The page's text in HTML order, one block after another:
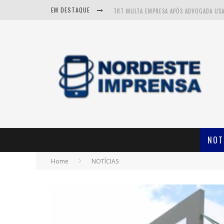
EM DESTAQUE
Home NOTÍCIAS